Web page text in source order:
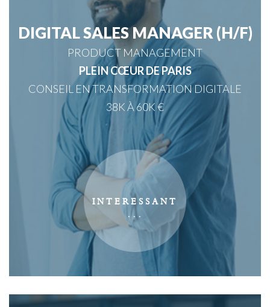
DIGITAL SALES MANAGER (H/F)
PRODUCT MANAGEMENT
PLEIN CŒUR DE PARIS
CONSEIL EN TRANSFORMATION DIGITALE
38K À 60K €